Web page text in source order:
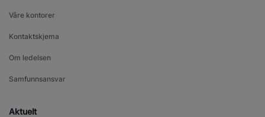
Våre kontorer
Kontaktskjema
Om ledelsen
Samfunnsansvar
Aktuelt